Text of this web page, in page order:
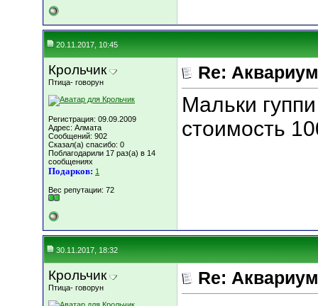
20.11.2017, 10:45
Крольчик
Птица- говорун
Регистрация: 09.09.2009
Адрес: Алмата
Сообщений: 902
Сказал(а) спасибо: 0
Поблагодарили 17 раз(а) в 14
сообщениях
Подарков: 1
Вес репутации: 72
Re:
Мальки
стоимость
30.11.2017, 18:32
Крольчик
Птица- говорун Re: